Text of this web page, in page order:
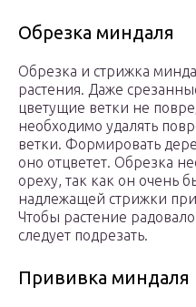
Обрезка миндаля
Обрезка и стрижка
растения. Даже
цветущие ветки не
необходимо удалять
ветки. Формировать
оно отцветет. Обрезка
ореху, так как он очень
надлежащей стрижки
Чтобы растение
следует подрезать.
Прививка миндаля